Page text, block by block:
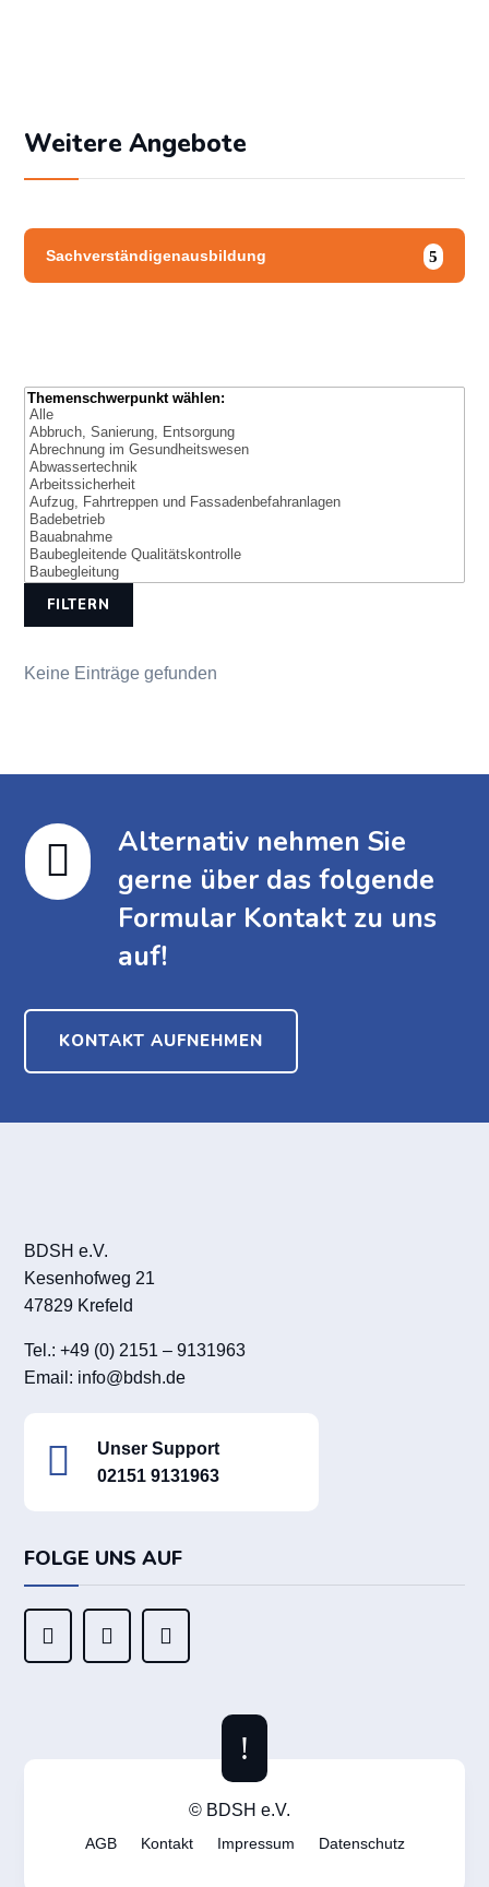
Weitere Angebote
Sachverständigenausbildung
FILTERN
Keine Einträge gefunden

Alternativ nehmen Sie
gerne über das folgende
Formular Kontakt zu uns
auf!
KONTAKT AUFNEHMEN
BDSH e.V.
Kesenhofweg 21
47829 Krefeld
Tel.: +49 (0) 2151 – 9131963
Email: info@bdsh.de

Unser Support
02151 9131963
FOLGE UNS AUF
  
!
© BDSH e.V.
AGB Kontakt Impressum Datenschutz